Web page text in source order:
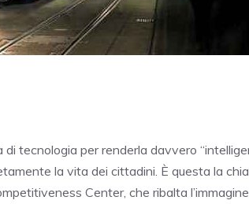
tecnologia per renderla davvero
la vita dei cittadini. È questa la
Center, che ribalta